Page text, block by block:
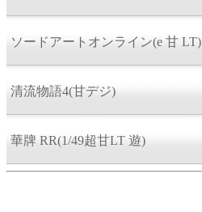
ソードアートオンライン(e 甘 LT)
清流物語4(甘デジ)
華牌 RR(1/49超甘LT 遊)